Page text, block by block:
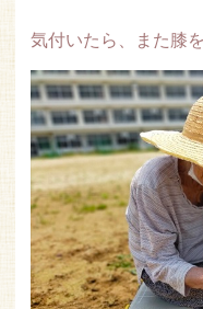
気付いたら、また膝